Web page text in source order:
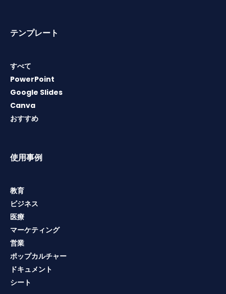
テンプレート
すべて
PowerPoint
Google Slides
Canva
おすすめ
使用事例
教育
ビジネス
医療
マーケティング
営業
ポップカルチャー
ドキュメント
シート